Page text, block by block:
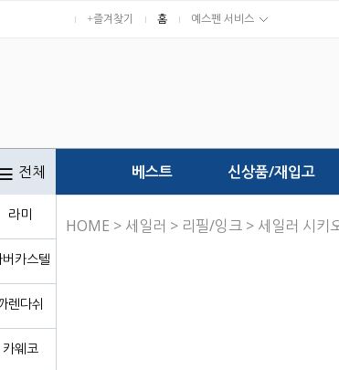
+즐겨찾기 홈 예스펜 서비스
전체
라미
카스텔
렌다쉬
카웨코
베스트 신상품/재입고
HOME > 세일러 > 리필/잉크 > 세일러 시키